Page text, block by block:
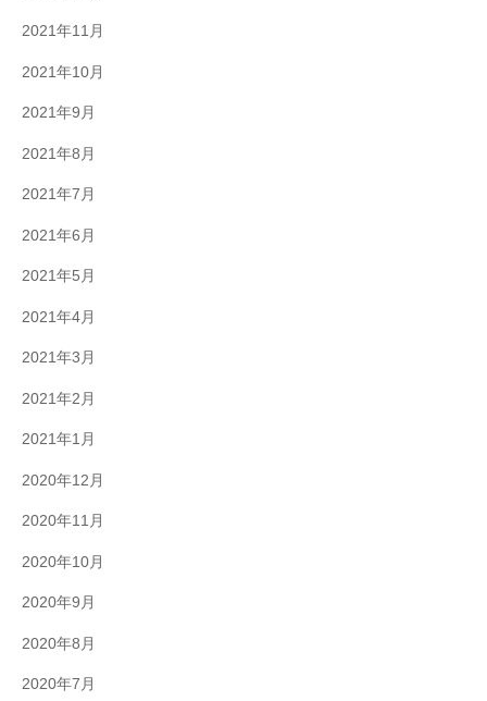
2021年11月
2021年10月
2021年9月
2021年8月
2021年7月
2021年6月
2021年5月
2021年4月
2021年3月
2021年2月
2021年1月
2020年12月
2020年11月
2020年10月
2020年9月
2020年8月
2020年7月